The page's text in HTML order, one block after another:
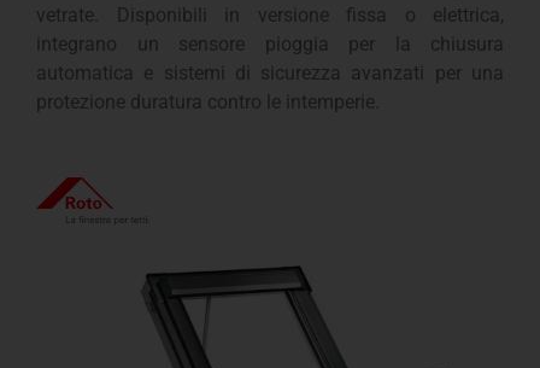
vetrate. Disponibili in versione fissa o elettrica,
integrano un sensore pioggia per la chiusura
automatica e sistemi di sicurezza avanzati per una
protezione duratura contro le intemperie.